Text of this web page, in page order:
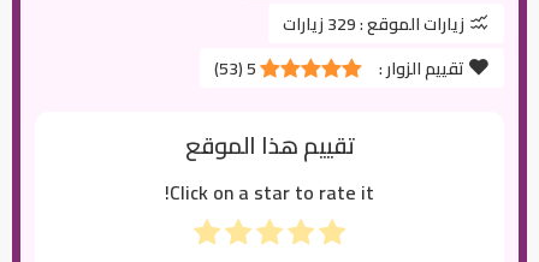
زيارات الموقع :329 زيارات
تقييم الزوار :
5
(
53
)
تقييم هذا الموقع
Click on a star to rate it!